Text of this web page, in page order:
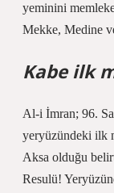
yeminini
Mekke, Medine
Kabe ilk
Al-i İmran; 96.
yeryüzündeki ilk
Aksa olduğu
Resulü!